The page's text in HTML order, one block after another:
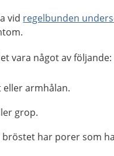
vid regelbunden
vara något av följande:
eller armhålan.
grop.
bröstet har porer som